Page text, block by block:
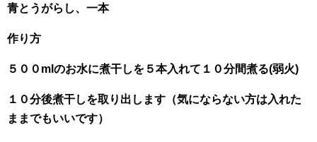
青とうがらし、一本
作り方
５００mlのお水に煮干しを５本入れて１０分間煮る(弱火)
１０分後煮干しを取り出します（気にならない方は入れた
ままでもいいです）